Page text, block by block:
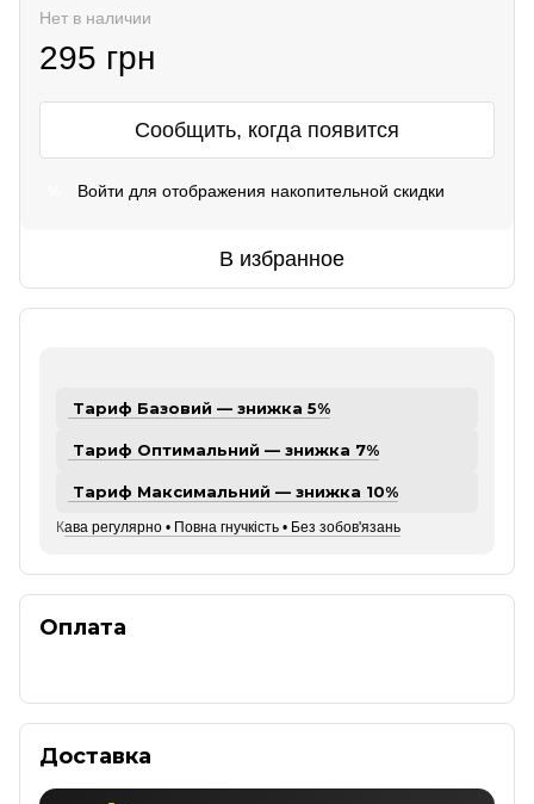
Нет в наличии
295 грн
Сообщить, когда появится
Войти для отображения накопительной скидки
В избранное
Тариф Базовий — знижка 5%
Тариф Оптимальний — знижка 7%
Тариф Максимальний — знижка 10%
Кава регулярно • Повна гнучкість • Без зобов'язань
Оплата
Доставка